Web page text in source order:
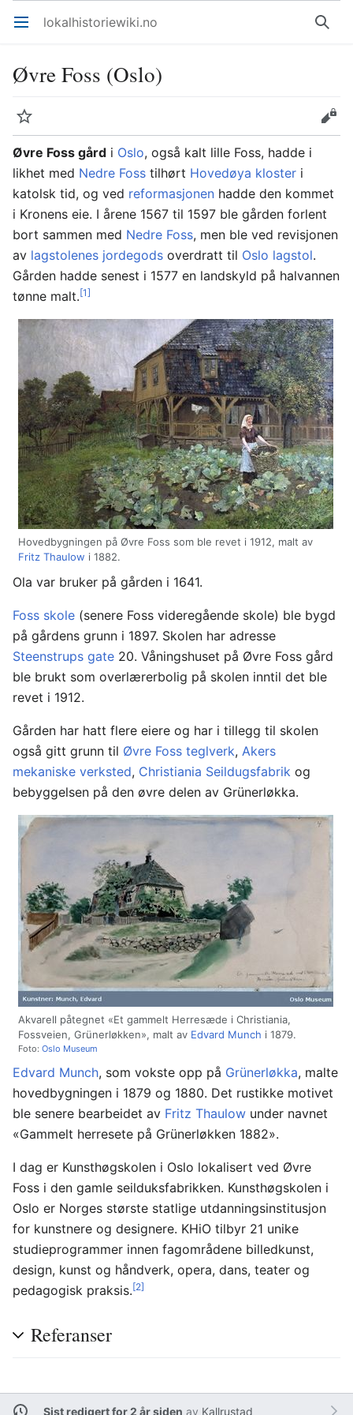
Åpne hovedmenyen lokalhistoriewiki.no Søk
Øvre Foss (Oslo)
Overvåk
Rediger
Øvre Foss gård i Oslo, også kalt lille Foss, hadde i
likhet med Nedre Foss tilhørt Hovedøya kloster i
katolsk tid, og ved reformasjonen hadde den kommet
i Kronens eie. I årene 1567 til 1597 ble gården forlent
bort sammen med Nedre Foss, men ble ved revisjonen
av lagstolenes jordegods overdratt til Oslo lagstol.
Gården hadde senest i 1577 en landskyld på halvannen
tønne malt.[1]
Hovedbygningen på Øvre Foss som ble revet i 1912, malt av
Fritz Thaulow i 1882.
Ola var bruker på gården i 1641.
Foss skole (senere Foss videregående skole) ble bygd
på gårdens grunn i 1897. Skolen har adresse
Steenstrups gate 20. Våningshuset på Øvre Foss gård
ble brukt som overlærerbolig på skolen inntil det ble
revet i 1912.
Gården har hatt flere eiere og har i tillegg til skolen
også gitt grunn til Øvre Foss teglverk, Akers
mekaniske verksted, Christiania Seildugsfabrik og
bebyggelsen på den øvre delen av Grünerløkka.
Akvarell påtegnet «Et gammelt Herresæde i Christiania,
Fossveien, Grünerløkken», malt av Edvard Munch i 1879.
Foto: Oslo Museum
Edvard Munch, som vokste opp på Grünerløkka, malte
hovedbygningen i 1879 og 1880. Det rustikke motivet
ble senere bearbeidet av Fritz Thaulow under navnet
«Gammelt herresete på Grünerløkken 1882».
I dag er Kunsthøgskolen i Oslo lokalisert ved Øvre
Foss i den gamle seilduksfabrikken. Kunsthøgskolen i
Oslo er Norges største statlige utdanningsinstitusjon
for kunstnere og designere. KHiO tilbyr 21 unike
studieprogrammer innen fagområdene billedkunst,
design, kunst og håndverk, opera, dans, teater og
pedagogisk praksis.[2]
Referanser
Sist redigert for 2 år siden av Kallrustad